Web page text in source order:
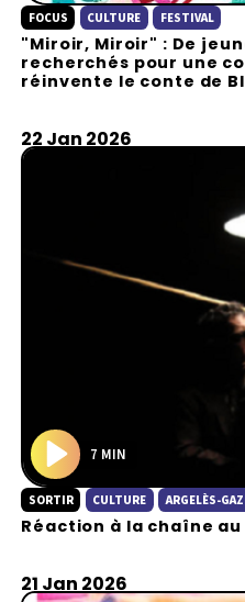
l
a
y
FOCUS CULTURE FESTIVAL
"Miroir, Miroir" : De
recherchés pour une
réinvente le conte de
22 Jan 2026
P
l
a
7 MIN
SORTIR CULTURE ARGELÈS-
Réaction à la chaîne au
21 Jan 2026